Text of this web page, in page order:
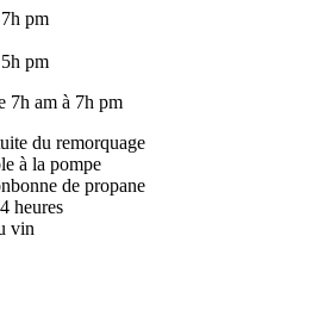
pm
pm
7h am à 7h pm
du remorquage
à la pompe
de propane
heures
vin